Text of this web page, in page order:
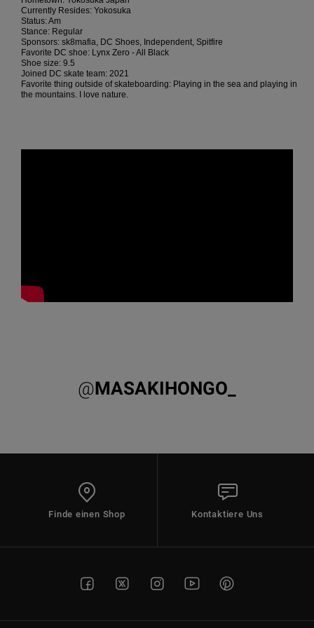
ansehen
Currently Resides: Yokosuka
Status: Am
Stance: Regular
Sponsors: sk8mafia, DC Shoes, Independent, Spitfire
Favorite DC shoe: Lynx Zero - All Black
Shoe size: 9.5
Joined DC skate team: 2021
Favorite thing outside of skateboarding: Playing in the sea and playing in
the mountains. I love nature.
@MASAKIHONGO_
Finde einen Shop Kontaktiere Uns